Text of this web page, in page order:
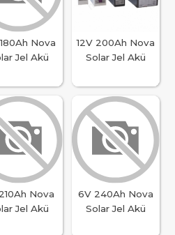
Nova
Jel Akü
12V 200Ah Nova
Solar Jel Akü
Nova
Jel Akü
6V 240Ah Nova
Solar Jel Akü